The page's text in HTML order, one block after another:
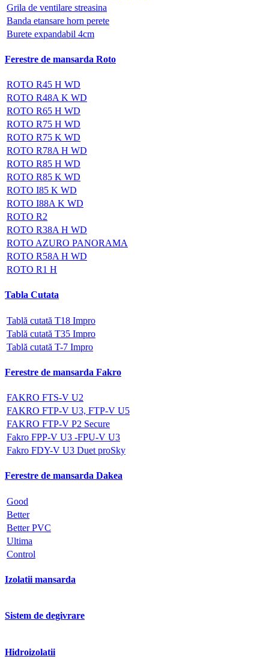
Grila de ventilare streasina
Banda etansare horn perete
Burete expandabil 4cm
Ferestre de mansarda Roto
ROTO R45 H WD
ROTO R48A K WD
ROTO R65 H WD
ROTO R75 H WD
ROTO R75 K WD
ROTO R78A H WD
ROTO R85 H WD
ROTO R85 K WD
ROTO I85 K WD
ROTO I88A K WD
ROTO R2
ROTO R38A H WD
ROTO AZURO PANORAMA
ROTO R58A H WD
ROTO R1 H
Tabla Cutata
Tablă cutată T18 Impro
Tablă cutată T35 Impro
Tablă cutată T-7 Impro
Ferestre de mansarda Fakro
FAKRO FTS-V U2
FAKRO FTP-V U3, FTP-V U5
FAKRO FTP-V P2 Secure
Fakro FPP-V U3 -FPU-V U3
Fakro FDY-V U3 Duet proSky
Ferestre de mansarda Dakea
Good
Better
Better PVC
Ultima
Control
Izolatii mansarda
Sistem de degivrare
Hidroizolatii